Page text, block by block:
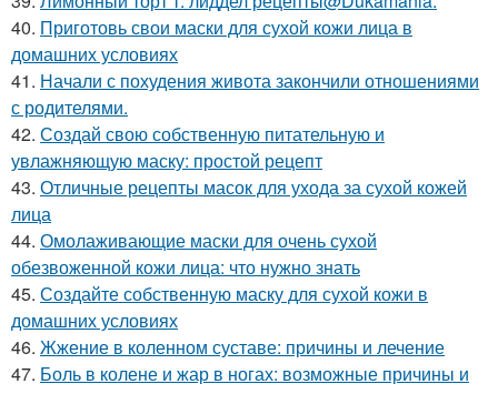
40. Приготовь свои маски для сухой кожи лица в
домашних условиях
41. Начали с похудения живота закончили отношениями
с родителями.
42. Создай свою собственную питательную и
увлажняющую маску: простой рецепт
43. Отличные рецепты масок для ухода за сухой кожей
лица
44. Омолаживающие маски для очень сухой
обезвоженной кожи лица: что нужно знать
45. Создайте собственную маску для сухой кожи в
домашних условиях
46. Жжение в коленном суставе: причины и лечение
47. Боль в колене и жар в ногах: возможные причины и